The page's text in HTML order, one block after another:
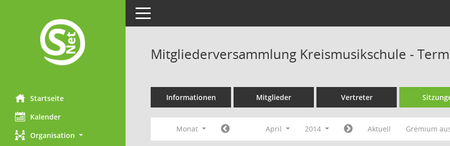
Startseite
Kalender
Organisation
Toggle navigation
Mitgliederversammlung Kreismusikschule -
Informationen Mitglieder Vertreter
Monat April 2014 Aktuell Gremium